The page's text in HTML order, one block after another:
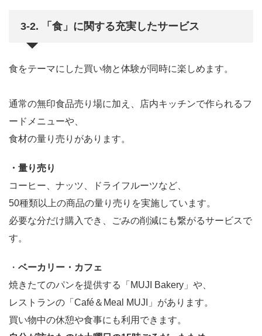
3-2. 「食」に関する充実したサービス
食をテーマにした買い物と体験が同時に楽しめます。
通常の無印食品売り場に加え、店内キッチンで作られるフ
ードメニューや、
食材の量り売りがあります。
・量り売り
コーヒー、ナッツ、ドライフルーツなど、
50種類以上の商品の量り売りを実施しています。
必要な分だけ購入でき、ごみの削減にも繋がるサービスで
す。
・ ベーカリー・カフェ
焼きたてのパンを提供する「MUJI Bakery」や、
レストランの「Café＆Meal MUJI」があります。
買い物中の休憩や食事にも利用できます。